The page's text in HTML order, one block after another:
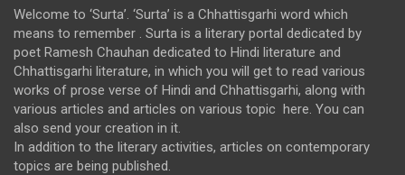
Welcome to ‘Surta’. ‘Surta’ is a Chhattisgarhi word which
means to remember . Surta is a literary portal dedicated by
poet Ramesh Chauhan dedicated to Hindi literature and
Chhattisgarhi literature, in which you will get to read various
works of prose verse of Hindi and Chhattisgarhi, along with
various articles and articles on various topic here. You can
also send your creation in it.
In addition to the literary activities, articles on contemporary
topics are being published.